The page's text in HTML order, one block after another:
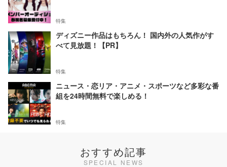
特集
ディズニー作品はもちろん！ 国内外の人気作がす
べて見放題！【PR】
特集
ニュース・恋リア・アニメ・スポーツなど多彩な番
組を24時間無料で楽しめる！
特集
おすすめ記事
SPECIAL NEWS